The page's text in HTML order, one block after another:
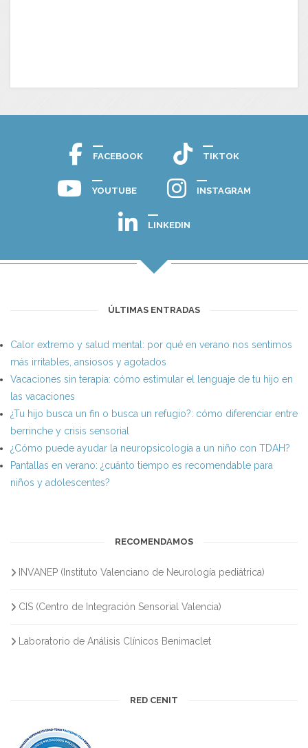
FACEBOOK TIKTOK
YOUTUBE INSTAGRAM
LINKEDIN
ÚLTIMAS ENTRADAS
Calor extremo y salud mental: por qué en verano nos sentimos
más irritables, ansiosos y agotados
Vacaciones sin terapia: cómo estimular el lenguaje de tu hijo en
las vacaciones
¿Tu hijo busca un fin o busca un refugio?: cómo diferenciar entre
berrinche y crisis sensorial
¿Cómo puede ayudar la neuropsicología a un niño con TDAH?
Pantallas en verano: ¿cuánto tiempo es recomendable para
niños y adolescentes?
RECOMENDAMOS
INVANEP (Instituto Valenciano de Neurología pediátrica)
CIS (Centro de Integración Sensorial Valencia)
Laboratorio de Análisis Clínicos Benimaclet
RED CENIT